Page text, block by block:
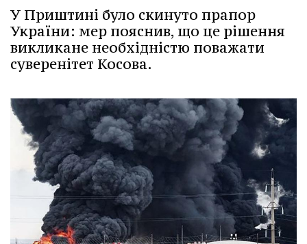
У Приштині було скинуто прапор
України: мер пояснив, що це рішення
викликане необхідністю поважати
суверенітет Косова.